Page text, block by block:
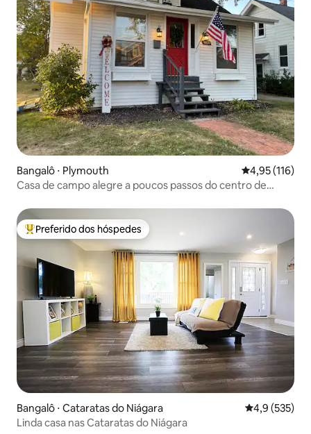
Bangalô ⋅ Plymouth 4,95 de uma
4,95 (116)
Casa de campo alegre a poucos passos do centro de
Entre os melhores preferidos dos hóspedes
Preferido dos hóspedes
Bangalô ⋅ Cataratas do Niágara 4,9 de uma
4,9 (535)
Linda casa nas Cataratas do Niágara